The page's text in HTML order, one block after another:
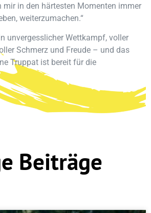
mir in den härtesten Momenten immer
weiterzumachen.“
unvergesslicher Wettkampf, voller
Schmerz und Freude – und das
Truppat ist bereit für die
Beiträge